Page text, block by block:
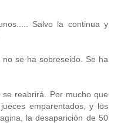
Salvo la continua y
se ha sobreseido. Se ha
reabrirá. Por mucho que
emparentados, y los
la desaparición de 50